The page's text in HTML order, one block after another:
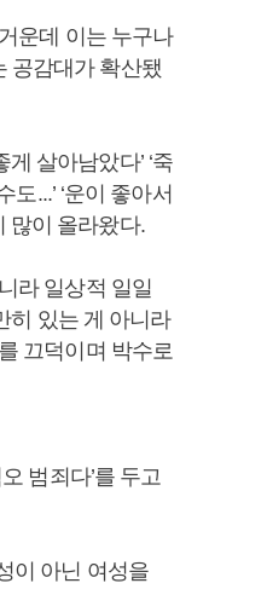
운데 이는 누구나
공감대가 확산됐
살아남았다’ ‘죽
...’ ‘운이 좋아서
많이 올라왔다.
라 일상적 일일
히 있는 게 아니라
끄덕이며 박수로
범죄다’를 두고
이 아닌 여성을